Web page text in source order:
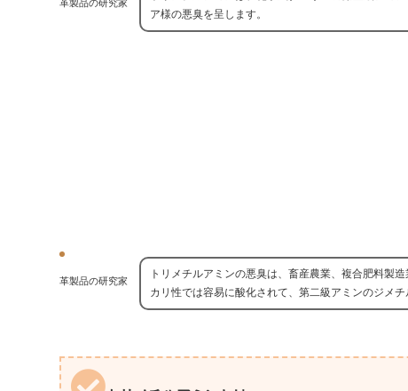
ア様の悪臭を呈します。
革製品の研究家
トリメチルアミンの悪臭は、畜産農業、複合肥料製
カリ性では容易に酸化されて、第二級アミンのジメチ